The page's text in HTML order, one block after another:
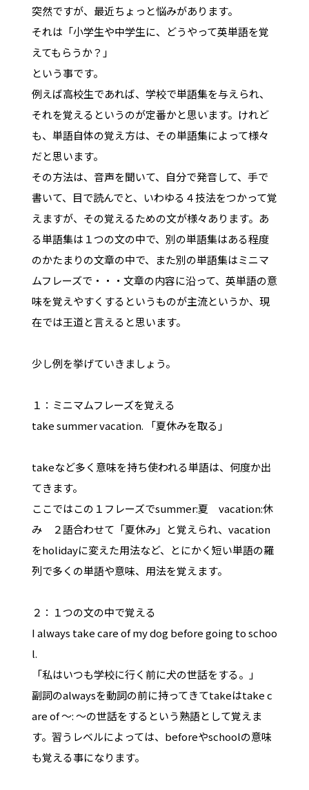
突然ですが、最近ちょっと悩みがあります。
それは「小学生や中学生に、どうやって英単語を覚
えてもらうか？」
という事です。
例えば高校生であれば、学校で単語集を与えられ、
それを覚えるというのが定番かと思います。けれど
も、単語自体の覚え方は、その単語集によって様々
だと思います。
その方法は、音声を聞いて、自分で発音して、手で
書いて、目で読んでと、いわゆる４技法をつかって覚
えますが、その覚えるための文が様々あります。あ
る単語集は１つの文の中で、別の単語集はある程度
のかたまりの文章の中で、また別の単語集はミニマ
ムフレーズで・・・文章の内容に沿って、英単語の意
味を覚えやすくするというものが主流というか、現
在では王道と言えると思います。
少し例を挙げていきましょう。
１：ミニマムフレーズを覚える
take summer vacation. 「夏休みを取る」
takeなど多く意味を持ち使われる単語は、何度か出
てきます。
ここではこの１フレーズでsummer:夏 vacation:休
み ２語合わせて「夏休み」と覚えられ、vacation
をholidayに変えた用法など、とにかく短い単語の羅
列で多くの単語や意味、用法を覚えます。
２：１つの文の中で覚える
I always take care of my dog before going to schoo
l.
「私はいつも学校に行く前に犬の世話をする。」
副詞のalwaysを動詞の前に持ってきてtakeはtake c
are of ～: ～の世話をするという熟語として覚えま
す。習うレベルによっては、beforeやschoolの意味
も覚える事になります。